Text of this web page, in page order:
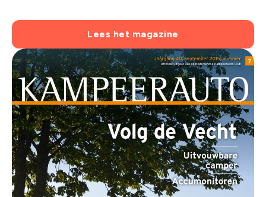
Lees het magazine